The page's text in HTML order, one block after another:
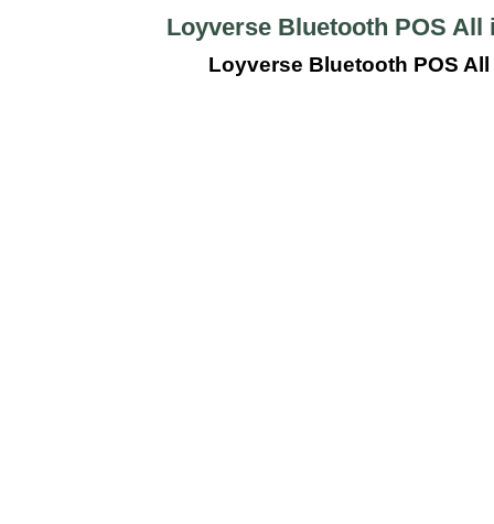
Loyverse Bluetooth POS
Loyverse Bluetooth POS